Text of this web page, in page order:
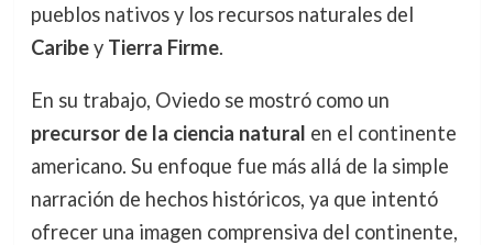
pueblos nativos y los recursos naturales del
Caribey Tierra Firme.
En su trabajo, Oviedo se mostró como un
precursor de la ciencia natural en el continente
americano. Su enfoque fue más allá de la simple
narración de hechos históricos, ya que intentó
ofrecer una imagen comprensiva del continente,